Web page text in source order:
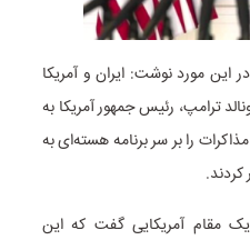
این مورد نوشت: ایران و آمریکا
ترامپ، رئیس جمهور آمریکا به
را بر سر برنامه هسته‌ای به
مقام آمریکایی گفت که این